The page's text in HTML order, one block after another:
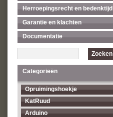
Herroepingsrecht en bedenktijd
Garantie en klachten
Documentatie
Zoeken
Categorieën
Opruimingshoekje
KatRuud
Arduino